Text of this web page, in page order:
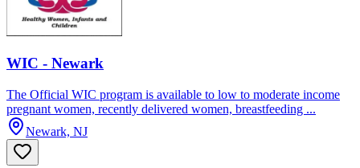
WIC - Newark
The Official WIC program is available to low to moderate income
pregnant women, recently delivered women, breastfeeding ...
Newark, NJ